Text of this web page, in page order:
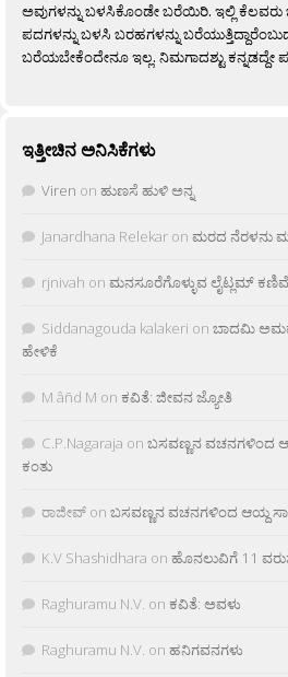
ಅವುಗಳನ್ನು ಬಳಸಿಕೊಂಡೇ ಬರೆಯಿರಿ. ಇಲ್ಲಿ ಕೆಲವರು
ಪದಗಳನ್ನು ಬಳಸಿ ಬರಹಗಳನ್ನು
ಬರೆಯಬೇಕೆಂದೇನೂ ಇಲ್ಲ. ನಿಮಗಾದಶ್ಟು ಕನ್ನಡದ್ದೇ
ಇತ್ತೀಚಿನ ಅನಿಸಿಕೆಗಳು
Viren on ಹುಣಸೆ ಹುಳಿ ಅನ್ನ
Janardhana Relekar on ಮರದ ನೆರಳನು
rjnivah on ಮನಸೂರೆಗೊಳ್ಳುವ ಲೈಟ್ಲಮ್ ಕಣಿವೆ
Siddanagouda kalakeri on ಬಾದಮಿ
ಹೇಳಿಕೆ
M âñd M on ಕವಿತೆ: ಜೀವನ ಜ್ಯೋತಿ
C.P.Nagaraja on ಬಸವಣ್ಣನ ವಚನಗಳಿಂದ
ಕಂತು
ರಾಜೀವ್ on ಬಸವಣ್ಣನ ವಚನಗಳಿಂದ ಆಯ್ದ
K.V Shashidhara on ಹೊನಲುವಿಗೆ 11
Raghuramu N.V. on ಕವಿತೆ: ಅವಳು
Raghuramu N.V. on ಹನಿಗವನಗಳು